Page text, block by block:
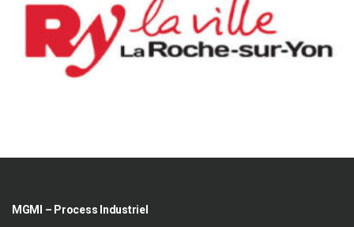
MGMI – Process Industriel